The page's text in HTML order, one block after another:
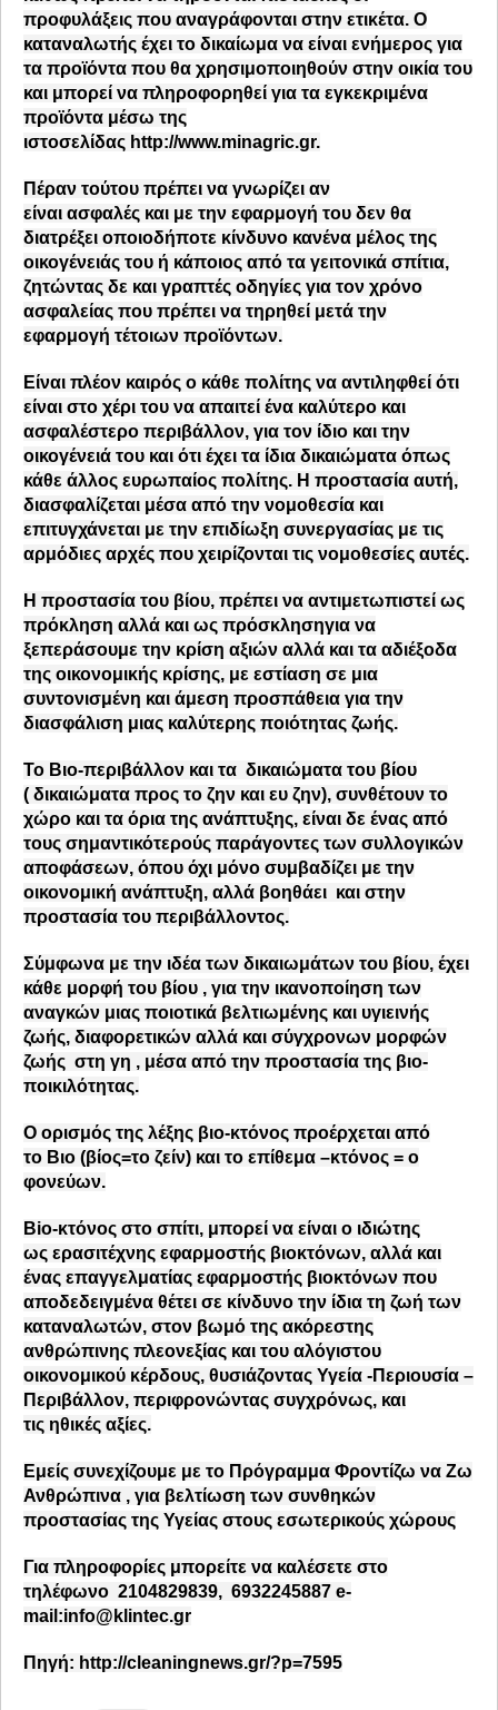
προφυλάξεις που αναγράφονται στην ετικέτα. Ο
καταναλωτής έχει το δικαίωμα να είναι ενήμερος για
τα προϊόντα που θα χρησιμοποιηθούν στην οικία του
και μπορεί να πληροφορηθεί για τα εγκεκριμένα
προϊόντα μέσω της
ιστοσελίδας http://www.minagric.gr.
Πέραν τούτου πρέπει να γνωρίζει αν
είναι ασφαλές και με την εφαρμογή του δεν θα
διατρέξει οποιοδήποτε κίνδυνο κανένα μέλος της
οικογένειάς του ή κάποιος από τα γειτονικά σπίτια,
ζητώντας δε και γραπτές οδηγίες για τον χρόνο
ασφαλείας που πρέπει να τηρηθεί μετά την
εφαρμογή τέτοιων προϊόντων.
Είναι πλέον καιρός ο κάθε πολίτης να αντιληφθεί ότι
είναι στο χέρι του να απαιτεί ένα καλύτερο και
ασφαλέστερο περιβάλλον, για τον ίδιο και την
οικογένειά του και ότι έχει τα ίδια δικαιώματα όπως
κάθε άλλος ευρωπαίος πολίτης. Η προστασία αυτή,
διασφαλίζεται μέσα από την νομοθεσία και
επιτυγχάνεται με την επιδίωξη συνεργασίας με τις
αρμόδιες αρχές που χειρίζονται τις νομοθεσίες αυτές.
Η προστασία του βίου, πρέπει να αντιμετωπιστεί ως
πρόκληση αλλά και ως πρόσκλησηγια να
ξεπεράσουμε την κρίση αξιών αλλά και τα αδιέξοδα
της οικονομικής κρίσης, με εστίαση σε μια
συντονισμένη και άμεση προσπάθεια για την
διασφάλιση μιας καλύτερης ποιότητας ζωής.
Το Βιο-περιβάλλον και τα δικαιώματα του βίου
( δικαιώματα προς το ζην και ευ ζην), συνθέτουν το
χώρο και τα όρια της ανάπτυξης, είναι δε ένας από
τους σημαντικότερούς παράγοντες των συλλογικών
αποφάσεων, όπου όχι μόνο συμβαδίζει με την
οικονομική ανάπτυξη, αλλά βοηθάει και στην
προστασία του περιβάλλοντος.
Σύμφωνα με την ιδέα των δικαιωμάτων του βίου, έχει
κάθε μορφή του βίου , για την ικανοποίηση των
αναγκών μιας ποιοτικά βελτιωμένης και υγιεινής
ζωής, διαφορετικών αλλά και σύγχρονων μορφών
ζωής στη γη , μέσα από την προστασία της βιο-
ποικιλότητας.
Ο ορισμός της λέξης βιο-κτόνος προέρχεται από
το Bιο (βίος=το ζείν) και το επίθεμα –κτόνος = ο
φονεύων.
Bio-κτόνος στο σπίτι, μπορεί να είναι ο ιδιώτης
ως ερασιτέχνης εφαρμοστής βιοκτόνων, αλλά και
ένας επαγγελματίας εφαρμοστής βιοκτόνων που
αποδεδειγμένα θέτει σε κίνδυνο την ίδια τη ζωή των
καταναλωτών, στον βωμό της ακόρεστης
ανθρώπινης πλεονεξίας και του αλόγιστου
οικονομικού κέρδους, θυσιάζοντας Υγεία -Περιουσία –
Περιβάλλον, περιφρονώντας συγχρόνως, και
τις ηθικές αξίες.
Εμείς συνεχίζουμε με το Πρόγραμμα Φροντίζω να Ζω
Ανθρώπινα , για βελτίωση των συνθηκών
προστασίας της Υγείας στους εσωτερικούς χώρους
Για πληροφορίες μπορείτε να καλέσετε στο
τηλέφωνο 2104829839, 6932245887 e-
mail:info@klintec.gr
Πηγή: http://cleaningnews.gr/?p=7595